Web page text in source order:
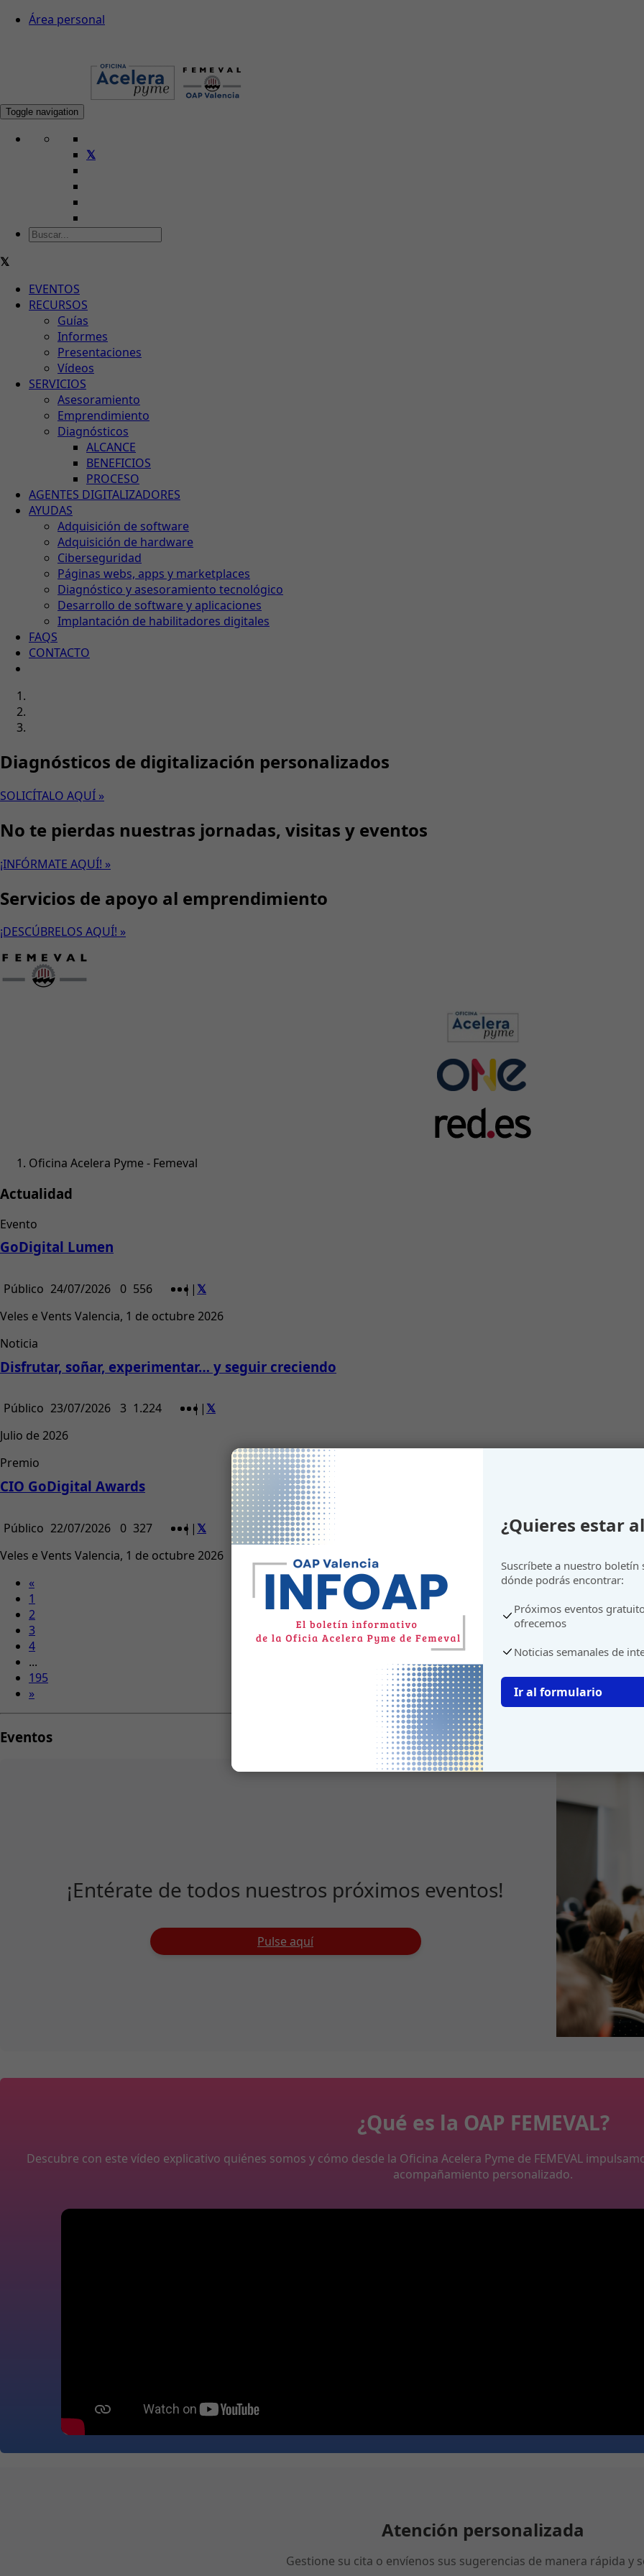
Área personal
Toggle navigation
EVENTOS
RECURSOS
Guías
Informes
Presentaciones
Vídeos
SERVICIOS
Asesoramiento
Emprendimiento
Diagnósticos
ALCANCE
BENEFICIOS
PROCESO
AGENTES DIGITALIZADORES
AYUDAS
Adquisición de software
Adquisición de hardware
Ciberseguridad
Páginas webs, apps y marketplaces
Diagnóstico y asesoramiento tecnológico
Desarrollo de software y aplicaciones
Implantación de habilitadores digitales
FAQS
CONTACTO
Diagnósticos de digitalización personalizados
SOLICÍTALO AQUÍ »
No te pierdas nuestras jornadas, visitas y eventos
¡INFÓRMATE AQUÍ! »
Servicios de apoyo al emprendimiento
¡DESCÚBRELOS AQUÍ! »
Oficina Acelera Pyme - Femeval
Actualidad
Evento
GoDigital Lumen
Público 24/07/2026 0 556 | |
Veles e Vents Valencia, 1 de octubre 2026
Noticia
Disfrutar, soñar, experimentar… y seguir creciendo
Público 23/07/2026 3 1.224 | |
Julio de 2026
Premio
CIO GoDigital Awards
Público 22/07/2026 0 327 | |
Veles e Vents Valencia, 1 de octubre 2026
«
1
2
3
4
...
195
»
Eventos
¡Entérate de todos nuestros próximos eventos!
Pulse aquí
¿Qué es la OAP FEMEVAL?
Descubre con este vídeo explicativo quiénes somos y cómo desde la Oficina Acelera Pyme de FEMEVAL
acompañamiento personalizado.
Atención personalizada
Gestione su cita o envíenos sus sugerencias de manera rápida y
¿Quieres estar
Suscríbete a nuestro boletín
dónde podrás encontrar:
Próximos eventos
ofrecemos
Noticias semanales de
Ir al formulario